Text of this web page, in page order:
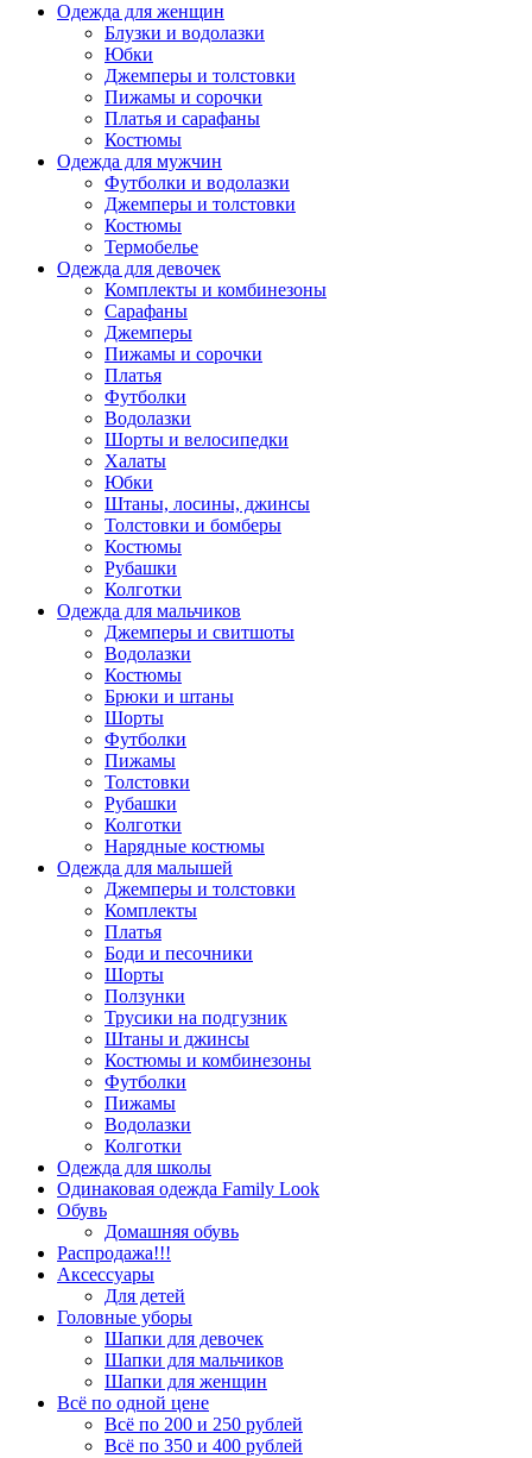
Одежда для женщин
Блузки и водолазки
Юбки
Джемперы и толстовки
Пижамы и сорочки
Платья и сарафаны
Костюмы
Одежда для мужчин
Футболки и водолазки
Джемперы и толстовки
Костюмы
Термобелье
Одежда для девочек
Комплекты и комбинезоны
Сарафаны
Джемперы
Пижамы и сорочки
Платья
Футболки
Водолазки
Шорты и велосипедки
Халаты
Юбки
Штаны, лосины, джинсы
Толстовки и бомберы
Костюмы
Рубашки
Колготки
Одежда для мальчиков
Джемперы и свитшоты
Водолазки
Костюмы
Брюки и штаны
Шорты
Футболки
Пижамы
Толстовки
Рубашки
Колготки
Нарядные костюмы
Одежда для малышей
Джемперы и толстовки
Комплекты
Платья
Боди и песочники
Шорты
Ползунки
Трусики на подгузник
Штаны и джинсы
Костюмы и комбинезоны
Футболки
Пижамы
Водолазки
Колготки
Одежда для школы
Одинаковая одежда Family Look
Обувь
Домашняя обувь
Распродажа!!!
Аксессуары
Для детей
Головные уборы
Шапки для девочек
Шапки для мальчиков
Шапки для женщин
Всё по одной цене
Всё по 200 и 250 рублей
Всё по 350 и 400 рублей